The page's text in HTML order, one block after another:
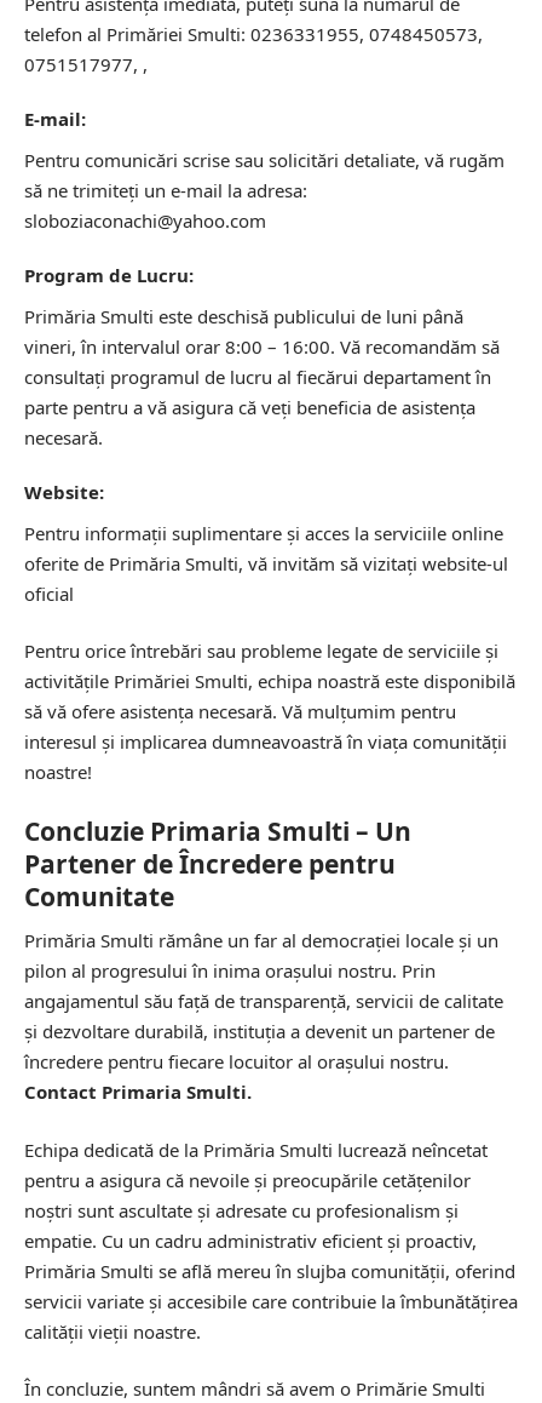
telefon al Primăriei Smulti: 0236331955, 0748450573,
0751517977, ,
E-mail:
Pentru comunicări scrise sau solicitări detaliate, vă rugăm
să ne trimiteți un e-mail la adresa:
sloboziaconachi@yahoo.com
Program de Lucru:
Primăria Smulti este deschisă publicului de luni până
vineri, în intervalul orar 8:00 – 16:00. Vă recomandăm să
consultați programul de lucru al fiecărui departament în
parte pentru a vă asigura că veți beneficia de asistența
necesară.
Website:
Pentru informații suplimentare și acces la serviciile online
oferite de Primăria Smulti, vă invităm să vizitați website-ul
oficial
Pentru orice întrebări sau probleme legate de serviciile și
activitățile Primăriei Smulti, echipa noastră este disponibilă
să vă ofere asistența necesară. Vă mulțumim pentru
interesul și implicarea dumneavoastră în viața comunității
noastre!
Concluzie Primaria Smulti – Un
Partener de Încredere pentru
Comunitate
Primăria Smulti rămâne un far al democrației locale și un
pilon al progresului în inima orașului nostru. Prin
angajamentul său față de transparență, servicii de calitate
și dezvoltare durabilă, instituția a devenit un partener de
încredere pentru fiecare locuitor al orașului nostru.
Contact Primaria Smulti.
Echipa dedicată de la Primăria Smulti lucrează neîncetat
pentru a asigura că nevoile și preocupările cetățenilor
noștri sunt ascultate și adresate cu profesionalism și
empatie. Cu un cadru administrativ eficient și proactiv,
Primăria Smulti se află mereu în slujba comunității, oferind
servicii variate și accesibile care contribuie la îmbunătățirea
calității vieții noastre.
În concluzie, suntem mândri să avem o Primărie Smulti